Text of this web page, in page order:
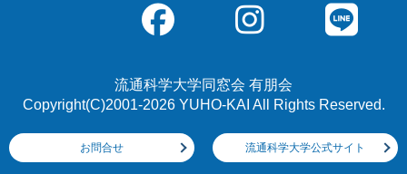
流通科学大学同窓会 有朋会
Copyright(C)2001-2026 YUHO-KAI All Rights Reserved.
お問合せ 流通科学大学公式サイト